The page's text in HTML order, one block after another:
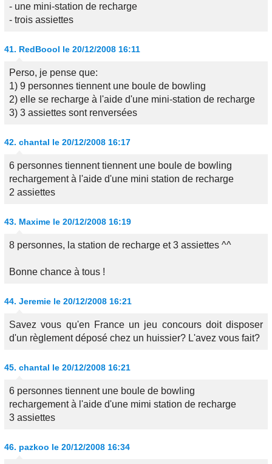
- une mini-station de recharge
- trois assiettes
41. RedBoool le 20/12/2008 16:11
Perso, je pense que:
1) 9 personnes tiennent une boule de bowling
2) elle se recharge à l'aide d'une mini-station de recharge
3) 3 assiettes sont renversées
42. chantal le 20/12/2008 16:17
6 personnes tiennent tiennent une boule de bowling
rechargement à l'aide d'une mini station de recharge
2 assiettes
43. Maxime le 20/12/2008 16:19
8 personnes, la station de recharge et 3 assiettes ^^
Bonne chance à tous !
44. Jeremie le 20/12/2008 16:21
Savez vous qu'en France un jeu concours doit disposer
d'un règlement déposé chez un huissier? L'avez vous fait?
45. chantal le 20/12/2008 16:21
6 personnes tiennent une boule de bowling
rechargement à l'aide d'une mimi station de recharge
3 assiettes
46. pazkoo le 20/12/2008 16:34